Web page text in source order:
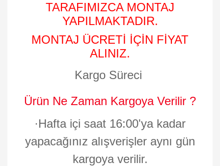
TARAFIMIZCA MONTAJ
YAPILMAKTADIR.
MONTAJ ÜCRETİ İÇİN FİYAT
ALINIZ.
Kargo Süreci
Ürün Ne Zaman Kargoya Verilir ?
·Hafta içi saat 16:00'ya kadar
yapacağınız alışverişler aynı gün
kargoya verilir.